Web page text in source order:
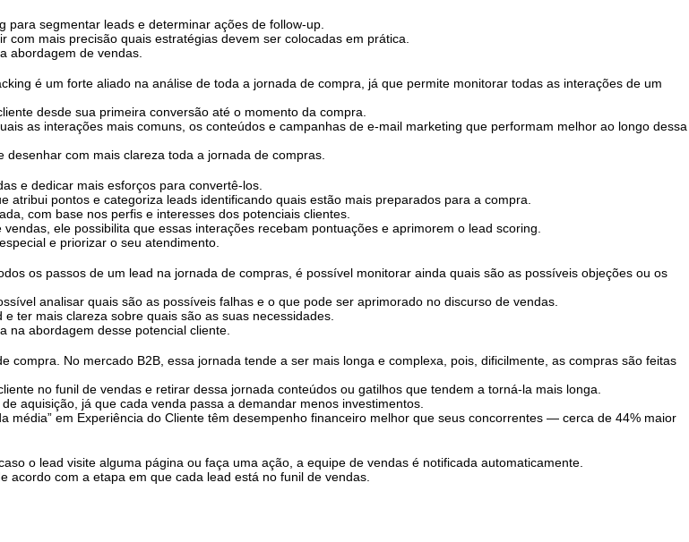
segmentar leads e determinar ações de follow-up.
mais precisão quais estratégias devem ser colocadas em prática.
abordagem de vendas.
é um forte aliado na análise de toda a jornada de compra, já que permite monitorar todas as interações de um
desde sua primeira conversão até o momento da compra.
as interações mais comuns, os conteúdos e campanhas de e-mail marketing que performam melhor ao longo dessa
com mais clareza toda a jornada de compras.
e dedicar mais esforços para convertê-los.
pontos e categoriza leads identificando quais estão mais preparados para a compra.
com base nos perfis e interesses dos potenciais clientes.
ele possibilita que essas interações recebam pontuações e aprimorem o lead scoring.
e priorizar o seu atendimento.
os passos de um lead na jornada de compras, é possível monitorar ainda quais são as possíveis objeções ou os
analisar quais são as possíveis falhas e o que pode ser aprimorado no discurso de vendas.
ter mais clareza sobre quais são as suas necessidades.
na abordagem desse potencial cliente.
No mercado B2B, essa jornada tende a ser mais longa e complexa, pois, dificilmente, as compras são feitas
no funil de vendas e retirar dessa jornada conteúdos ou gatilhos que tendem a torná-la mais longa.
aquisição, já que cada venda passa a demandar menos investimentos.
média” em Experiência do Cliente têm desempenho financeiro melhor que seus concorrentes — cerca de 44% maior
o lead visite alguma página ou faça uma ação, a equipe de vendas é notificada automaticamente.
com a etapa em que cada lead está no funil de vendas.